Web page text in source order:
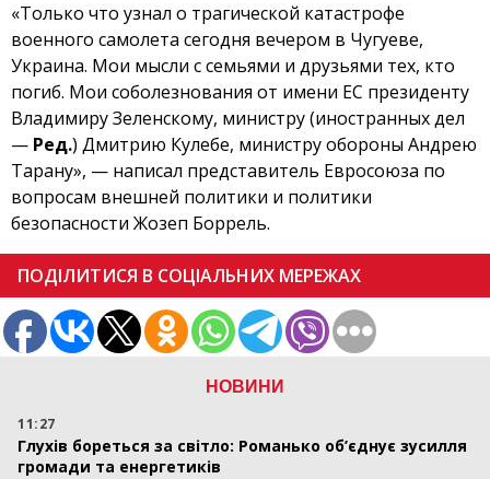
НОВИНИ
11:27
Глухів бореться за світло: Романько об’єднує зусилля
громади та енергетиків
«Только что узнал о трагической катастрофе
военного самолета сегодня вечером в Чугуеве,
Украина. Мои мысли с семьями и друзьями тех, кто
погиб. Мои соболезнования от имени ЕС президенту
Владимиру Зеленскому, министру (иностранных дел
— Ред.) Дмитрию Кулебе, министру обороны Андрею
Тарану», — написал представитель Евросоюза по
вопросам внешней политики и политики
безопасности Жозеп Боррель.
ПОДІЛИТИСЯ В СОЦІАЛЬНИХ МЕРЕЖАХ